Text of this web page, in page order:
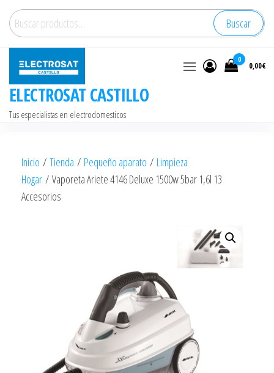
Saltar
contenido
Buscar
por:
Buscar
ELECTROSAT CASTILLO
Tus especialistas en electrodomesticos
0
0,00€
Inicio / Tienda / Pequeño aparato / Limpieza
Hogar / Vaporeta Ariete 4146 Deluxe 1500w 5bar 1,6l 13
Accesorios